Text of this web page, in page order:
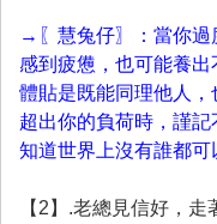
→〖慧兔仔〗：當你過
感到疲憊，也可能養
體貼是既能同理他人
超出你的負荷時，謹
知道世界上沒有誰都可
【2】.老總見信好，